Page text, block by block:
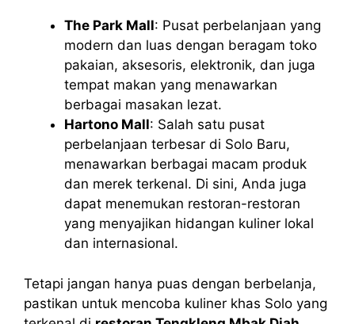
The Park Mall: Pusat perbelanjaan yang
modern dan luas dengan beragam toko
pakaian, aksesoris, elektronik, dan juga
tempat makan yang menawarkan
berbagai masakan lezat.
Hartono Mall: Salah satu pusat
perbelanjaan terbesar di Solo Baru,
menawarkan berbagai macam produk
dan merek terkenal. Di sini, Anda juga
dapat menemukan restoran-restoran
yang menyajikan hidangan kuliner lokal
dan internasional.
Tetapi jangan hanya puas dengan berbelanja,
pastikan untuk mencoba kuliner khas Solo yang